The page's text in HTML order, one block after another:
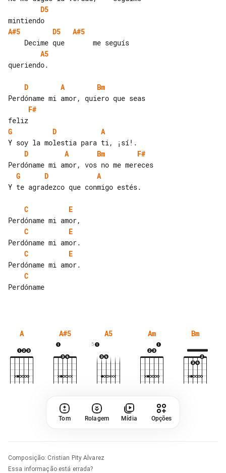
D5
A#5
D5
A#5
A5
queriendo.
D A
Bm
F#
G
D
A
D
A Bm
F#
G
D
A
Y te agradezco que conmigo estés.
C
E
C
E
C
E
C
Perdóname
A A#5 A5
5
Am Bm
Tom Rolagem Mídia Opções
Composição: Cristian Pity Alvarez
Essa informação está errada?